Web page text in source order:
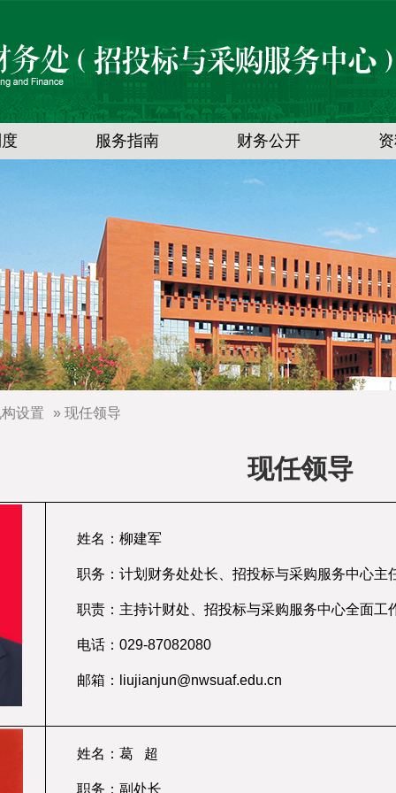
服务指南 财务公开
设置 » 现任领导
现任领导
姓名：柳建军
职务：计划财务处处长、招投标与采购服务中心主
职责：主持计财处、招投标与采购服务中心全面工
电话：029-87082080
邮箱：liujianjun@nwsuaf.edu.cn
姓名：葛 超
职务：副处长